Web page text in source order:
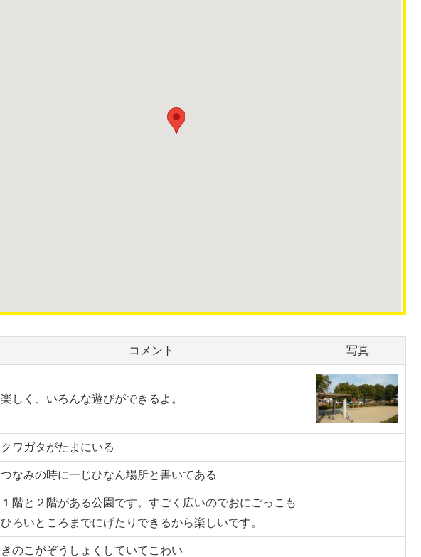
コメント 写真
楽しく、いろんな遊びができるよ。
クワガタがたまにいる
つなみの時に一じひなん場所と書いてある
１階と２階がある公園です。すごく広いのでおにごっこも
ひろいところまでにげたりできるから楽しいです。
きのこがぞうしょくしていてこわい